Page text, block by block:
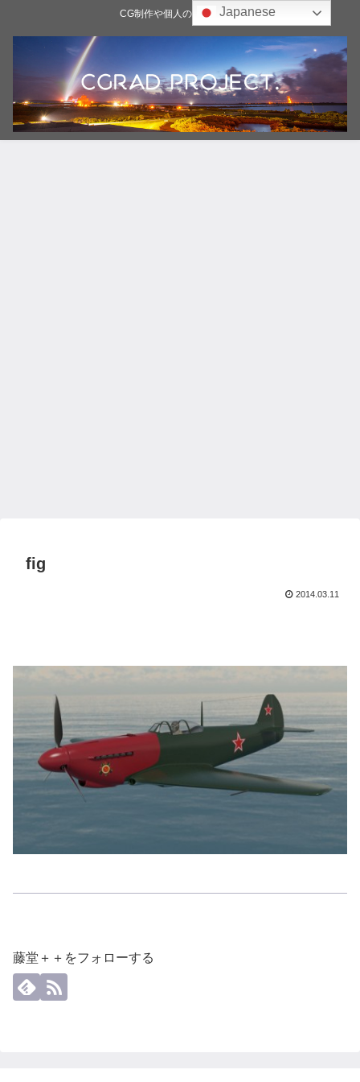
CG制作や個人の雑記ブログ
fig
2014.03.11
藤堂＋＋をフォローする
Japanese